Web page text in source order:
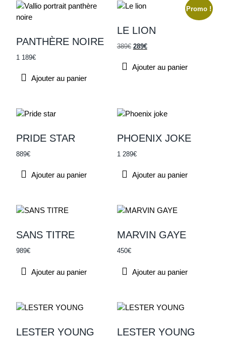
PANTHÈRE NOIRE
1 189€
Ajouter au panier
Promo !
LE LION
389€ 289€
Ajouter au panier
PRIDE STAR
889€
Ajouter au panier
PHOENIX JOKE
1 289€
Ajouter au panier
SANS TITRE
989€
Ajouter au panier
MARVIN GAYE
450€
Ajouter au panier
LESTER YOUNG LESTER YOUNG